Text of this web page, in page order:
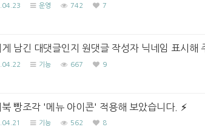
운영 742 7
남긴 대댓글인지 원댓글 작성자 닉네임 표시해
기능 667 9
북 빵조각 '메뉴 아이콘' 적용해 보았습니다.
기능 562 8